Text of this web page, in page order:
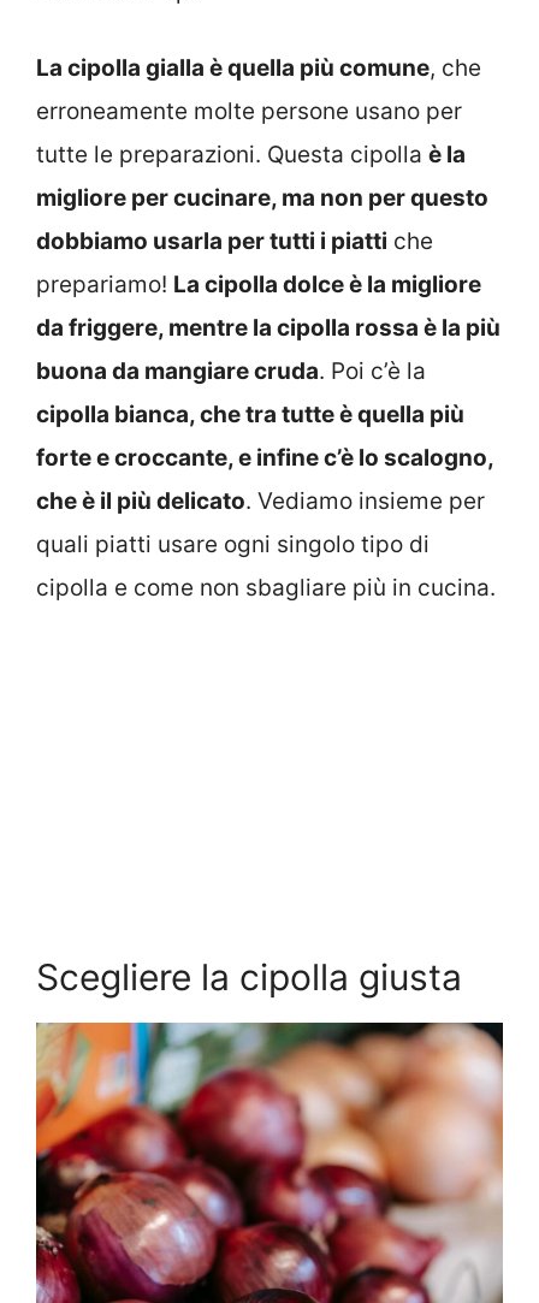
La cipolla gialla è quella più comune, che
erroneamente molte persone usano per
tutte le preparazioni. Questa cipolla è la
migliore per cucinare, ma non per questo
dobbiamo usarla per tutti i piatti che
prepariamo! La cipolla dolce è la migliore
da friggere, mentre la cipolla rossa è la più
buona da mangiare cruda. Poi c’è la
cipolla bianca, che tra tutte è quella più
forte e croccante, e infine c’è lo scalogno,
che è il più delicato. Vediamo insieme per
quali piatti usare ogni singolo tipo di
cipolla e come non sbagliare più in cucina.
Scegliere la cipolla giusta